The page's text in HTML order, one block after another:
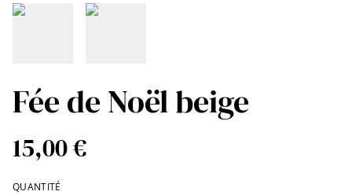
Fée de Noël beige
15,00 €
QUANTITÉ